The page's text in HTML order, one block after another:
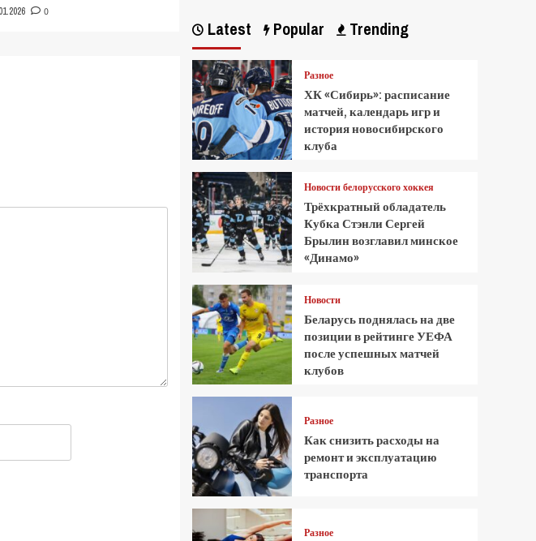
0
Latest Popular Trending
Разное
ХК «Сибирь»: расписание
матчей, календарь игр и
история новосибирского
клуба
Новости белорусского хоккея
Трёхкратный обладатель
Кубка Стэнли Сергей
Брылин возглавил минское
«Динамо»
Новости
Беларусь поднялась на две
позиции в рейтинге УЕФА
после успешных матчей
клубов
Разное
Как снизить расходы на
ремонт и эксплуатацию
транспорта
Разное